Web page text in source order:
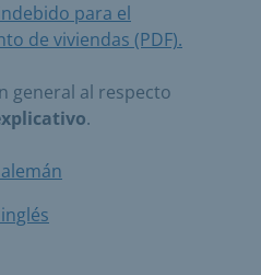
para el
de viviendas (PDF).
general al respecto
.